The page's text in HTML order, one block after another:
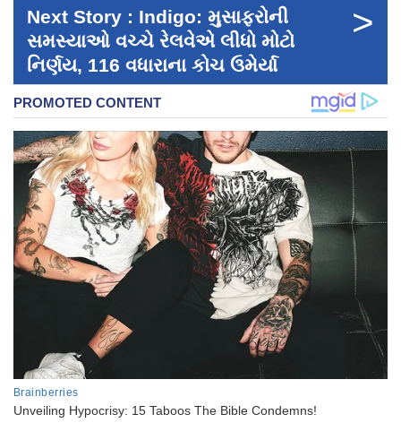
Next Story : Indigo: મુસાફરોની
સમસ્યાઓ વચ્ચે રેલવેએ લીધો મોટો
નિર્ણય, 116 વધારાના કોચ ઉમેર્યા
>